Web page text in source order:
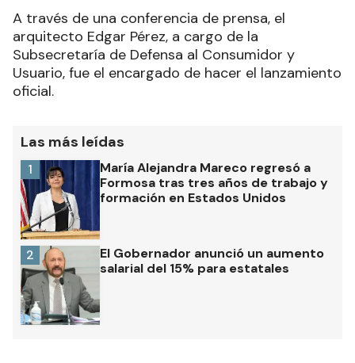
A través de una conferencia de prensa, el
arquitecto Edgar Pérez, a cargo de la
Subsecretaría de Defensa al Consumidor y
Usuario, fue el encargado de hacer el lanzamiento
oficial.
Las más leídas
María Alejandra Mareco regresó a
Formosa tras tres años de trabajo y
formación en Estados Unidos
1
El Gobernador anunció un aumento
salarial del 15% para estatales
2